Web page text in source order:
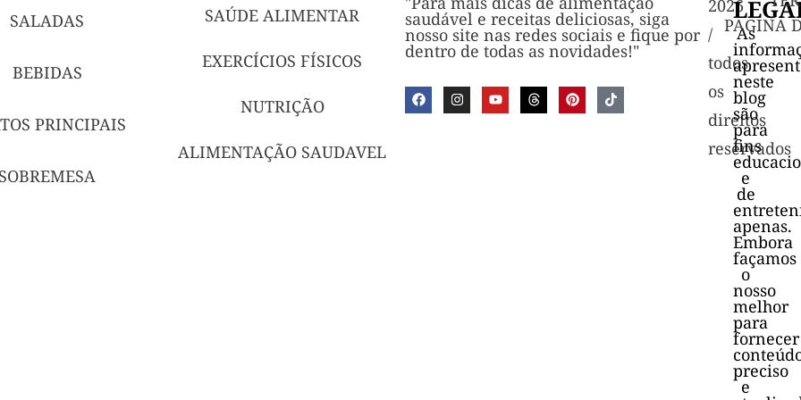
SALADAS
BEBIDAS
PRINCIPAIS
SAÚDE ALIMENTAR
EXERCÍCIOS FÍSICOS
NUTRIÇÃO
ALIMENTAÇÃO SAUDAVEL
saudável e receitas deliciosas, siga
nosso site nas redes sociais e fique por
dentro de todas as novidades!"
2026
/
todos
os
direitos
reservados
PAGINA
As
neste
blog
são
para
fins
e
de
apenas.
Embora
façamos
o
nosso
melhor
para
fornecer
preciso
e